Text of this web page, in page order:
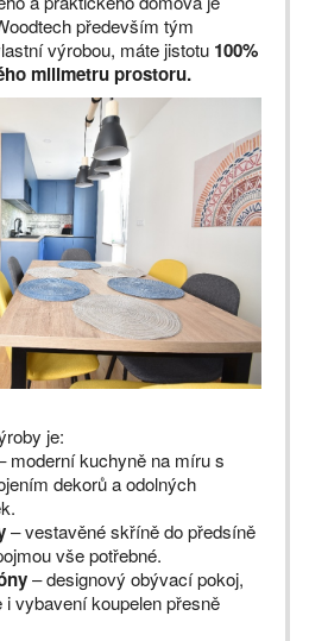
především tým
výrobou, máte jistotu 100%
milimetru prostoru.
je:
moderní kuchyně na míru s
dekorů a odolných
– vestavěné skříně do předsíně
vše potřebné.
– designový obývací pokoj,
i vybavení koupelen přesně